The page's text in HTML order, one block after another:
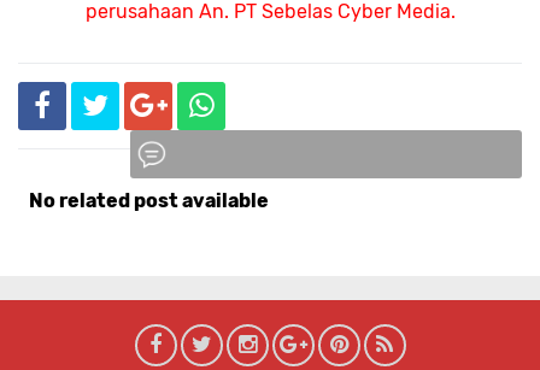
perusahaan An. PT Sebelas Cyber Media.
No related post available